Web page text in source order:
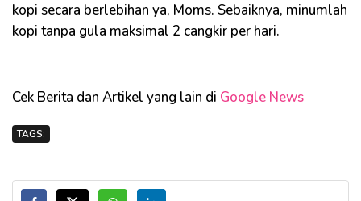
kopi secara berlebihan ya, Moms. Sebaiknya, minumlah
kopi tanpa gula maksimal 2 cangkir per hari.
Cek Berita dan Artikel yang lain di Google News
TAGS: